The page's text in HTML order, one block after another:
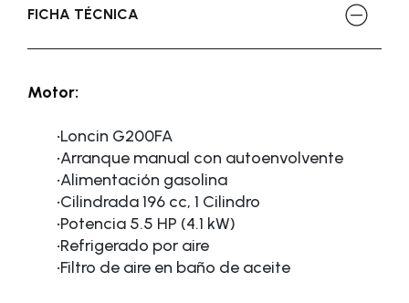
FICHA TÉCNICA
Motor:
·Loncin G200FA
·Arranque manual con autoenvolvente
·Alimentación gasolina
·Cilindrada 196 cc, 1 Cilindro
·Potencia 5.5 HP (4.1 kW)
·Refrigerado por aire
·Filtro de aire en baño de aceite